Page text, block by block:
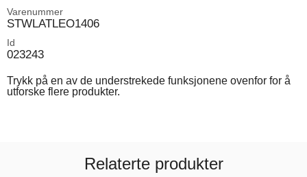
Varenummer
STWLATLEO1406
Id
023243
Trykk på en av de understrekede funksjonene ovenfor for å
utforske flere produkter.
Relaterte produkter